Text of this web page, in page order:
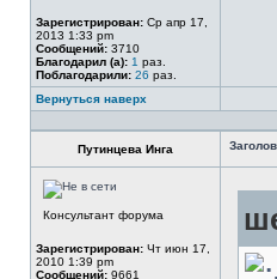
Зарегистрирован: Ср апр 17,
2013 1:33 pm
Сообщений: 3710
Благодарил (а): 1 раз.
Поблагодарили: 26 раз.
Вернуться наверх
Путинцева Инга
Консультант форума
Зарегистрирован: Чт июн 17,
2010 1:39 pm
Сообщений: 9661